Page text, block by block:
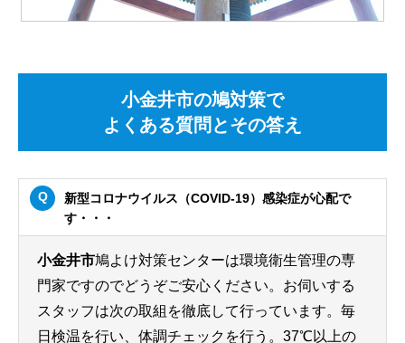
小金井市の鳩対策で
よくある質問とその答え
新型コロナウイルス（COVID-19）感染症が心配で
す・・・
小金井市鳩よけ対策センターは環境衛生管理の専
門家ですのでどうぞご安心ください。お伺いする
スタッフは次の取組を徹底して行っています。毎
日検温を行い、体調チェックを行う。37℃以上の